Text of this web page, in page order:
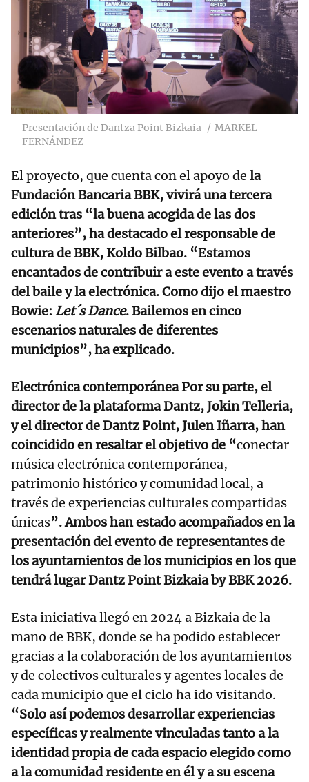
Presentación de Dantza Point Bizkaia
MARKEL
FERNÁNDEZ
El proyecto, que cuenta con el apoyo de la
Fundación Bancaria BBK, vivirá una tercera
edición tras “la buena acogida de las dos
anteriores”, ha destacado el responsable de
cultura de BBK, Koldo Bilbao. “Estamos
encantados de contribuir a este evento a través
del baile y la electrónica. Como dijo el maestro
Bowie: Let´s Dance. Bailemos en cinco
escenarios naturales de diferentes
municipios”, ha explicado.
Electrónica contemporánea Por su parte, el
director de la plataforma Dantz, Jokin Telleria,
y el director de Dantz Point, Julen Iñarra, han
coincidido en resaltar el objetivo de “conectar
música electrónica contemporánea,
patrimonio histórico y comunidad local, a
través de experiencias culturales compartidas
únicas”. Ambos han estado acompañados en la
presentación del evento de representantes de
los ayuntamientos de los municipios en los que
tendrá lugar Dantz Point Bizkaia by BBK 2026.
Esta iniciativa llegó en 2024 a Bizkaia de la
mano de BBK, donde se ha podido establecer
gracias a la colaboración de los ayuntamientos
y de colectivos culturales y agentes locales de
cada municipio que el ciclo ha ido visitando.
“Solo así podemos desarrollar experiencias
específicas y realmente vinculadas tanto a la
identidad propia de cada espacio elegido como
a la comunidad residente en él y a su escena